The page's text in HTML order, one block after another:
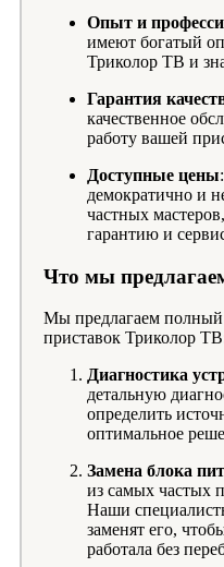
Опыт и
имеют богатый
Триколор ТВ и
Гарантия
качественное
работу вашей
Доступные цены
демократично и
частных
гарантию и
Что мы
Мы предлагаем полный
приставок Триколор
Диагностика
детальную
определить
оптимальное
Замена блока
из самых частых
Наши
заменят его,
работала без